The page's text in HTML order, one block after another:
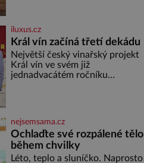
dobyvatelské hordy zastavit. Co
nedokáže žádná z asijských říší,
co nedokážou Němci – to
dokáže český král. Nebo že by
ne? Mongolové od roku 1223
postupují podél Kaspického a
iluxus.cz
Král vín začíná třetí dekádu
Největší český vinařský projekt
Král vín ve svém již
jednadvacátém ročníku
nejsemsama.cz
Ochlaďte své rozpálené tělo
během chvilky
Léto, teplo a sluníčko. Naprosto